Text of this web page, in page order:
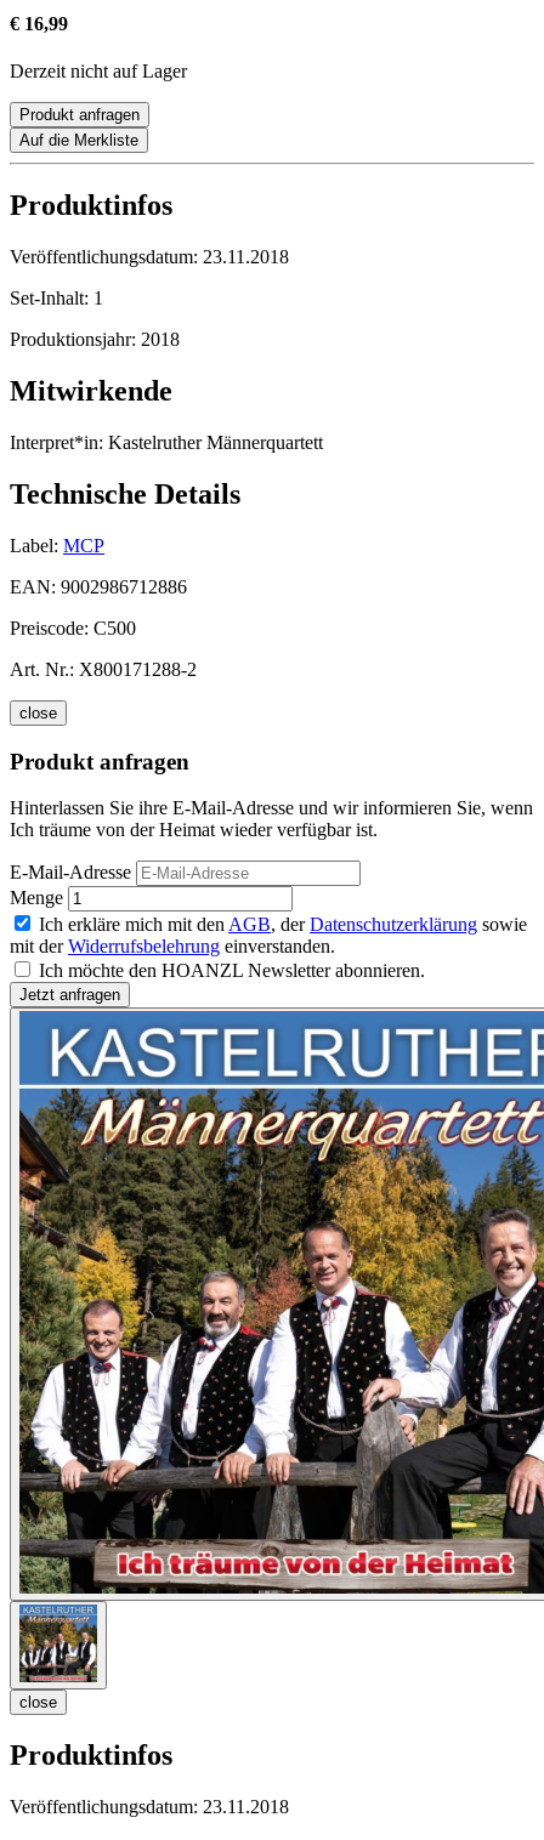
€ 16,99
Derzeit nicht auf Lager
Produkt anfragen
Auf die Merkliste
Produktinfos
Veröffentlichungsdatum: 23.11.2018
Set-Inhalt: 1
Produktionsjahr: 2018
Mitwirkende
Interpret*in: Kastelruther Männerquartett
Technische Details
Label: MCP
EAN: 9002986712886
Preiscode: C500
Art. Nr.: X800171288-2
close
Produkt anfragen
Hinterlassen Sie ihre E-Mail-Adresse und wir informieren Sie, wenn
Ich träume von der Heimat wieder verfügbar ist.
E-Mail-Adresse
Menge
Ich erkläre mich mit den AGB, derDatenschutzerklärung sowie
mit derWiderrufsbelehrung einverstanden.
Ich möchte den HOANZL Newsletter abonnieren.
close
Produktinfos
Veröffentlichungsdatum: 23.11.2018